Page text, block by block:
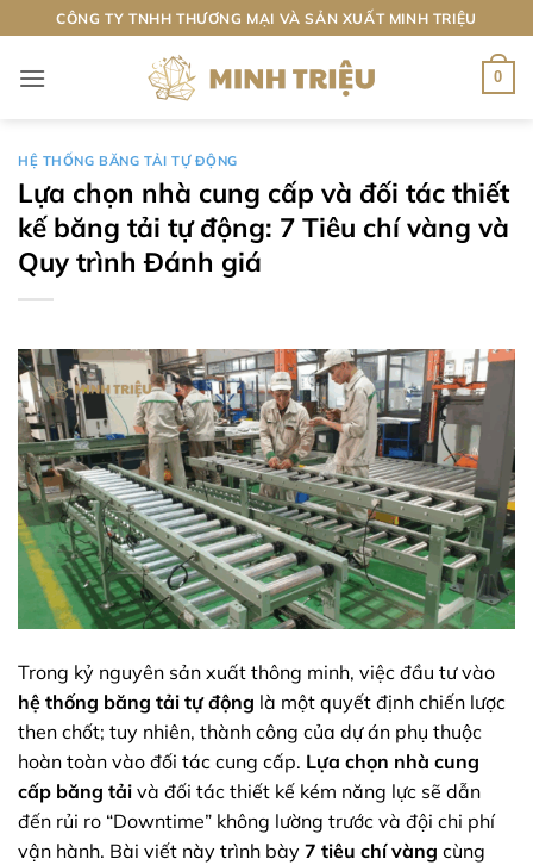
qua
nội
CÔNG TY TNHH THƯƠNG MẠI VÀ SẢN XUẤT MINH TRIỆU
0
HỆ THỐNG BĂNG TẢI TỰ ĐỘNG
Lựa chọn nhà cung cấp và đối tác thiết
kế băng tải tự động: 7 Tiêu chí vàng và
Quy trình Đánh giá
Trong kỷ nguyên sản xuất thông minh, việc đầu tư vào
hệ thống băng tải tự động là một quyết định chiến lược
then chốt; tuy nhiên, thành công của dự án phụ thuộc
hoàn toàn vào đối tác cung cấp. Lựa chọn nhà cung
cấp băng tải và đối tác thiết kế kém năng lực sẽ dẫn
đến rủi ro “Downtime” không lường trước và đội chi phí
vận hành. Bài viết này trình bày 7 tiêu chí vàng cùng